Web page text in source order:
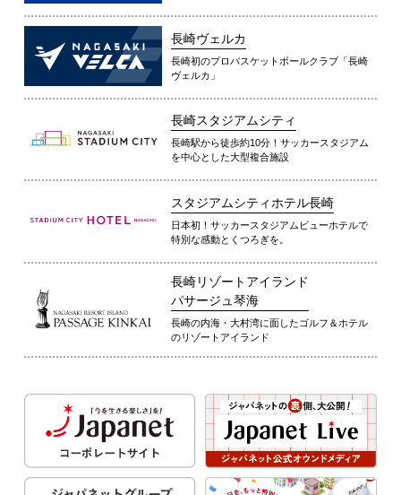
長崎ヴェルカ
長崎初のプロバスケットボールクラブ「長崎
ヴェルカ」
長崎スタジアムシティ
長崎駅から徒歩約10分！サッカースタジアム
を中心とした大型複合施設
スタジアムシティホテル長崎
日本初！サッカースタジアムビューホテルで
特別な感動とくつろぎを。
長崎リゾートアイランド
パサージュ琴海
長崎の内海・大村湾に面したゴルフ＆ホテル
のリゾートアイランド